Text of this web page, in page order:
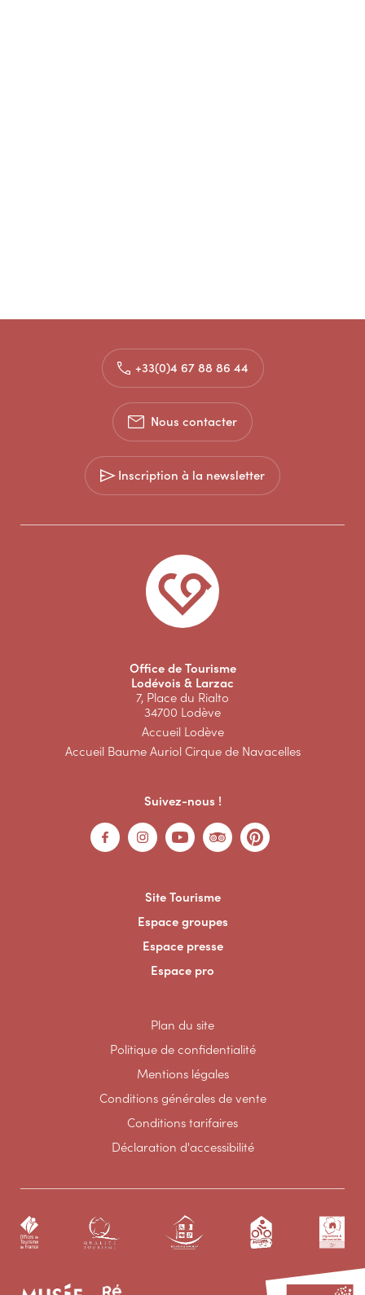
+33(0)4 67 88 86 44
Nous contacter
Inscription à la newsletter
Office de Tourisme
Lodévois & Larzac
7, Place du Rialto
34700 Lodève
Accueil Lodève
Accueil Baume Auriol Cirque de Navacelles
Suivez-nous !
Site Tourisme
Espace groupes
Espace presse
Espace pro
Plan du site
Politique de confidentialité
Mentions légales
Conditions générales de vente
Conditions tarifaires
Déclaration d'accessibilité